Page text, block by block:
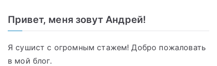
Привет, меня зовут Андрей!
Я сушист с огромным стажем! Добро пожаловать
в мой блог.